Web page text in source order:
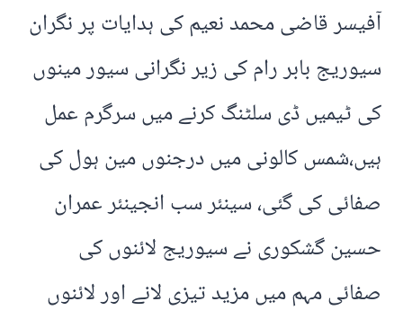
آفیسر قاضی محمد نعیم کی ہدایات پر نگران
سیوریج بابر رام کی زیر نگرانی سیور مینوں
کی ٹیمیں ڈی سلٹنگ کرنے میں سرگرم عمل
ہیں،شمس کالونی میں درجنوں مین ہول کی
صفائی کی گئی، سینئر سب انجینئر عمران
حسین گشکوری نے سیوریج لائنوں کی
صفائی مہم میں مزید تیزی لانے اور لائنوں